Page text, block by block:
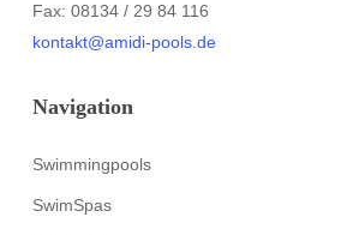
Fax: 08134 / 29 84 116
kontakt@amidi-pools.de
Navigation
Swimmingpools
SwimSpas